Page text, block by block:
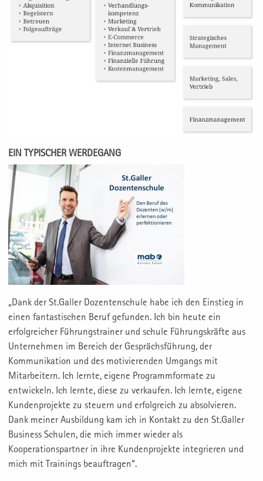
EIN TYPISCHER WERDEGANG
„Dank der St.Galler Dozentenschule habe ich den Einstieg in
einen fantastischen Beruf gefunden. Ich bin heute ein
erfolgreicher Führungstrainer und schule Führungskräfte aus
Unternehmen im Bereich der Gesprächsführung, der
Kommunikation und des motivierenden Umgangs mit
Mitarbeitern. Ich lernte, eigene Programmformate zu
entwickeln. Ich lernte, diese zu verkaufen. Ich lernte, eigene
Kundenprojekte zu steuern und erfolgreich zu absolvieren.
Dank meiner Ausbildung kam ich in Kontakt zu den St.Galler
Business Schulen, die mich immer wieder als
Kooperationspartner in ihre Kundenprojekte integrieren und
mich mit Trainings beauftragen“.